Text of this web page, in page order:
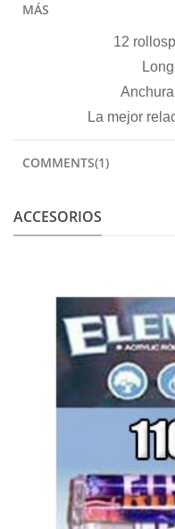
MÁS
12 rollos
La mejor
COMMENTS(1)
ACCESORIOS